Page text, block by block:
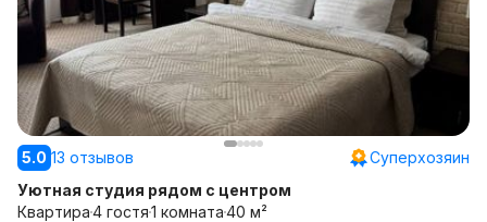
5.0 13 отзывов
Суперхозяин
Уютная студия рядом с центром
Квартира4 гостя1 комната40 м²